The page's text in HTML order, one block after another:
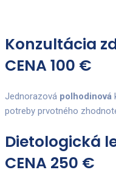
Konzultácia
CENA 100 €
Jednorazová polhodinová
potreby prvotného
Dietologická
CENA 250 €